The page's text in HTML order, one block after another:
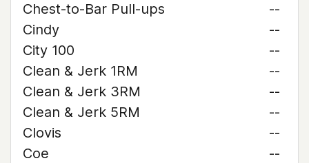
Chest-to-Bar Pull-ups
--
Cindy
--
City 100
--
Clean & Jerk 1RM
--
Clean & Jerk 3RM
--
Clean & Jerk 5RM
--
Clovis
--
Coe
--